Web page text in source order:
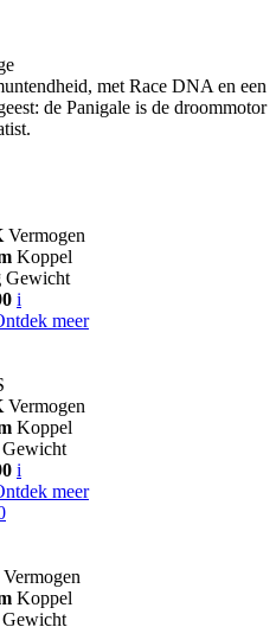
met Race DNA en een
de Panigale is de droommotor
Vermogen
Koppel
Gewicht
i
meer
Vermogen
Koppel
Gewicht
i
meer
Vermogen
Koppel
Gewicht